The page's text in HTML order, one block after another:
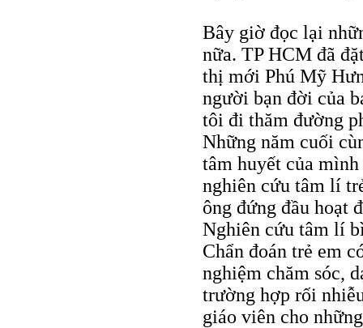
Bây giờ đọc lại
nữa. TP HCM đã
thị mới Phú Mỹ
người bạn đời của
tôi đi thăm đường
Những năm cuối
tâm huyết của
nghiên cứu tâm lí
ông đứng đầu hoạt
Nghiên cứu tâm lí
Chẩn đoán trẻ em
nghiệm chăm sóc,
trường hợp rối
giáo viên cho